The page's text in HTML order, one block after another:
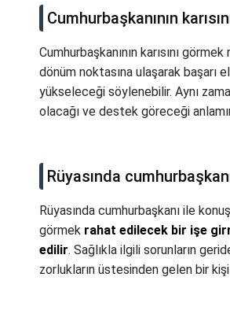
Cumhurbaşkanının
Cumhurbaşkanının karısını
dönüm noktasına ulaşarak başarı
yükseleceği söylenebilir. Aynı
olacağı ve destek göreceği
Rüyasında
Rüyasında cumhurbaşkanı ile
görmek rahat edilecek bir işe
edilir. Sağlıkla ilgili sorunların
zorlukların üstesinden gelen bir kişi